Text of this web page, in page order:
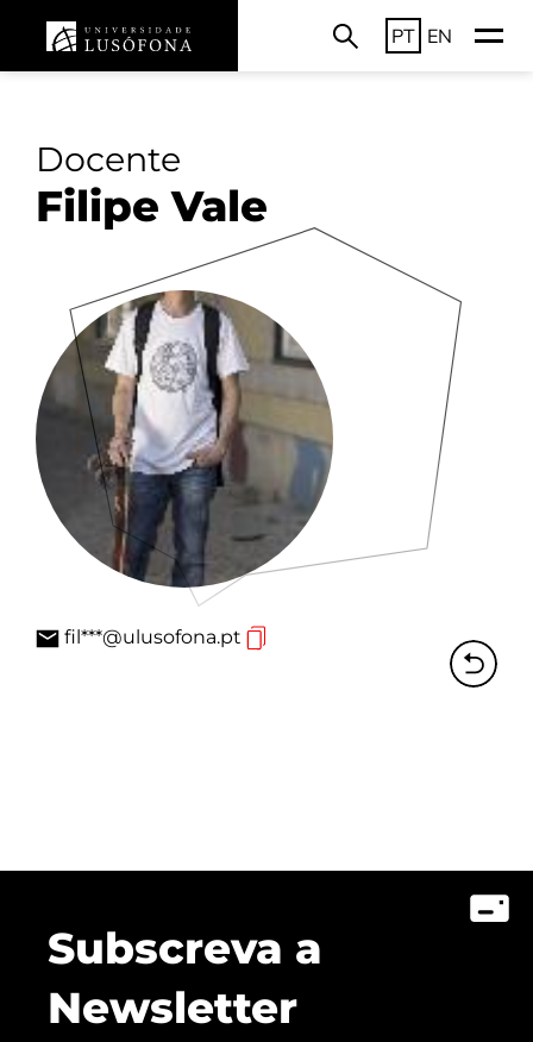
PT EN
Docente
Filipe Vale
fil***@ulusofona.pt
Subscreva a
Newsletter